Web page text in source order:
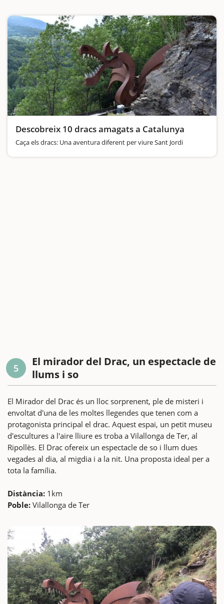
Descobreix 10 dracs amagats a Catalunya
Caça els dracs: Una aventura diferent per viure Sant Jordi
5
El mirador del Drac, un espectacle de
llums i so
El Mirador del Drac és un lloc sorprenent, ple de misteri i
envoltat d'una de les moltes llegendes que tenen com a
protagonista principal el drac. Aquest espai, un petit museu
d'escultures a l'aire lliure es troba a Vilallonga de Ter, al
Ripollès. El Drac ofereix un espectacle de so i llum dues
vegades al dia, al migdia i a la nit. Una proposta ideal per a
tota la família.
Distància: 1km
Poble: Vilallonga de Ter